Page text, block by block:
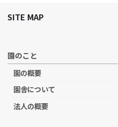
SITE MAP
園のこと
園の概要
園舎について
法人の概要